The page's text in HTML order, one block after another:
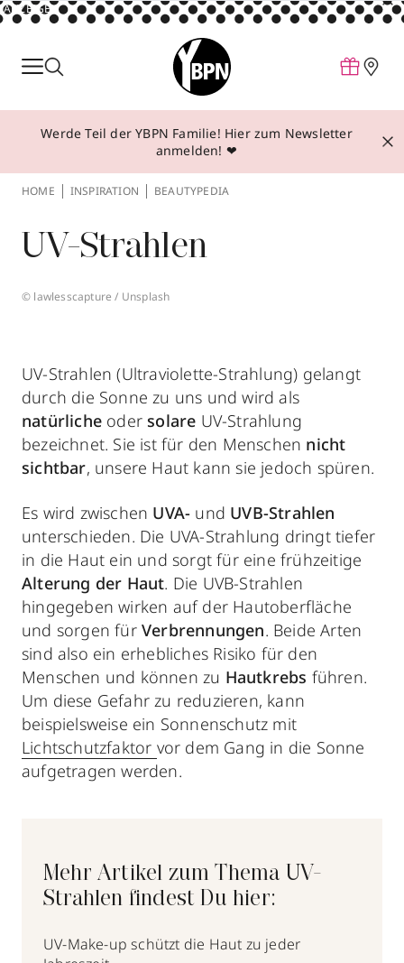
ANZEIGE
Parfum
Make-up
Behandlungen
Über YBPN
Aktionen
Werde Teil der YBPN Familie! Hier zum Newsletter
anmelden! ❤
HOME INSPIRATION BEAUTYPEDIA
UV-Strahlen
© lawlesscapture / Unsplash
UV-Strahlen (Ultraviolette-Strahlung) gelangt
durch die Sonne zu uns und wird als
natürliche oder solare UV-Strahlung
bezeichnet. Sie ist für den Menschen nicht
sichtbar, unsere Haut kann sie jedoch spüren.
Es wird zwischen UVA- und UVB-Strahlen
unterschieden. Die UVA-Strahlung dringt tiefer
in die Haut ein und sorgt für eine frühzeitige
Alterung der Haut. Die UVB-Strahlen
hingegeben wirken auf der Hautoberfläche
und sorgen für Verbrennungen. Beide Arten
sind also ein erhebliches Risiko für den
Menschen und können zu Hautkrebs führen.
Um diese Gefahr zu reduzieren, kann
beispielsweise ein Sonnenschutz mit
Lichtschutzfaktor vor dem Gang in die Sonne
aufgetragen werden.
Mehr Artikel zum Thema UV-
Strahlen findest Du hier:
UV-Make-up schützt die Haut zu jeder